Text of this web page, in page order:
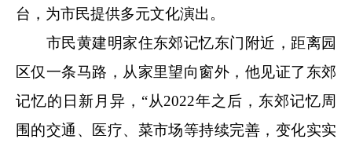
台，为市民提供多元文化演出。
市民黄建明家住东郊记忆东门附近，距离园
区仅一条马路，从家里望向窗外，他见证了东郊
记忆的日新月异，“从2022年之后，东郊记忆周
围的交通、医疗、菜市场等持续完善，变化实实